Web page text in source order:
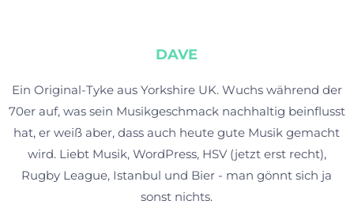
DAVE
Ein Original-Tyke aus Yorkshire UK. Wuchs während der
70er auf, was sein Musikgeschmack nachhaltig beinflusst
hat, er weiß aber, dass auch heute gute Musik gemacht
wird. Liebt Musik, WordPress, HSV (jetzt erst recht),
Rugby League, Istanbul und Bier - man gönnt sich ja
sonst nichts.